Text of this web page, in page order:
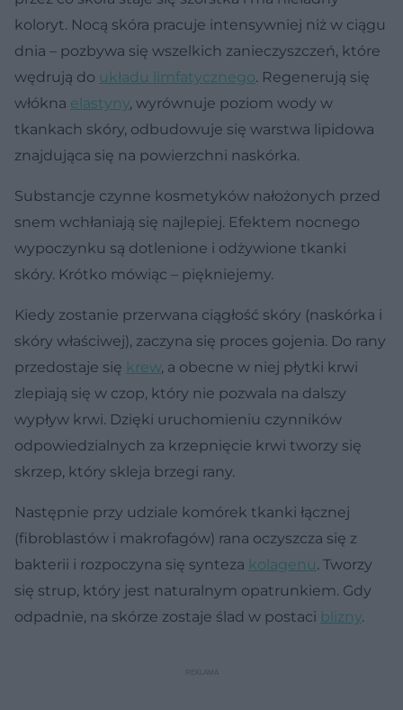
koloryt. Nocą skóra pracuje intensywniej niż w ciągu
dnia – pozbywa się wszelkich zanieczyszczeń, które
wędrują do układu limfatycznego. Regenerują się
włókna elastyny, wyrównuje poziom wody w
tkankach skóry, odbudowuje się warstwa lipidowa
znajdująca się na powierzchni naskórka.
Substancje czynne kosmetyków nałożonych przed
snem wchłaniają się najlepiej. Efektem nocnego
wypoczynku są dotlenione i odżywione tkanki
skóry. Krótko mówiąc – piękniejemy.
Kiedy zostanie przerwana ciągłość skóry (naskórka i
skóry właściwej), zaczyna się proces gojenia. Do rany
przedostaje się krew, a obecne w niej płytki krwi
zlepiają się w czop, który nie pozwala na dalszy
wypływ krwi. Dzięki uruchomieniu czynników
odpowiedzialnych za krzepnięcie krwi tworzy się
skrzep, który skleja brzegi rany.
Następnie przy udziale komórek tkanki łącznej
(fibroblastów i makrofagów) rana oczyszcza się z
bakterii i rozpoczyna się synteza kolagenu. Tworzy
się strup, który jest naturalnym opatrunkiem. Gdy
odpadnie, na skórze zostaje ślad w postaci blizny.